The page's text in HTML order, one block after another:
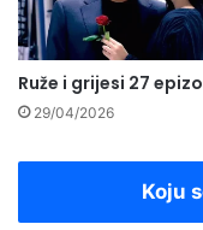
Ruže i grijesi 27
29/04/2026
Koju